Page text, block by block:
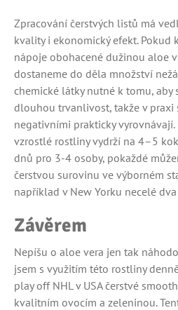
Zpracování čerstvých listů má
kvality i ekonomický efekt. Pokud
nápoje obohacené dužinou aloe
dostaneme do děla množství
chemické látky nutné k tomu, aby
dlouhou trvanlivost, takže v praxi
negativními prakticky
vzrostlé rostliny vydrží na 4–5
dnů pro 3-4 osoby, pokaždé
čerstvou surovinu ve výborném
například v New Yorku necelé
Závěrem
Nepíšu o aloe vera jen tak
jsem s využitím této rostliny
play off NHL v USA čerstvé
kvalitním ovocím a zeleninou.